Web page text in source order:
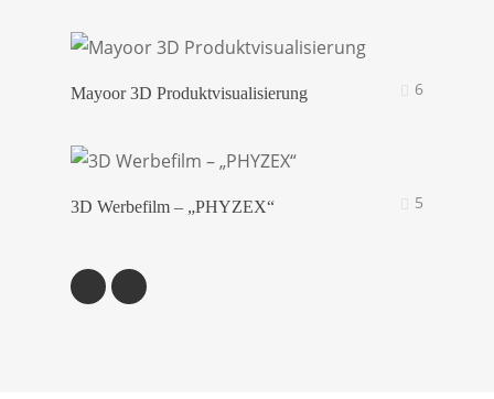
Mayoor 3D Produktvisualisierung 6
3D Werbefilm – „PHYZEX“ 5